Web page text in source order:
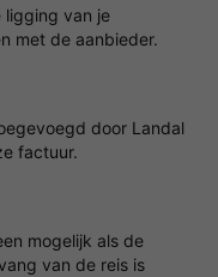
ligging van je
met de aanbieder.
door Landal
factuur.
mogelijk als de
van de reis is